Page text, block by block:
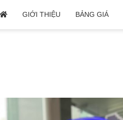
GIỚI THIỆU BẢNG GIÁ